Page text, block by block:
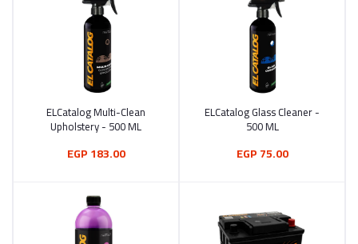
أضف إلى السلة
ELCatalog Glass Cleaner -
500 ML
75.00 EGP
أضف إلى السلة
ELCatalog Multi-Clean
Upholstery - 500 ML
183.00 EGP